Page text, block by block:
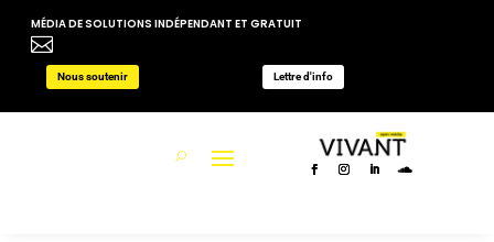
MÉDIA DE SOLUTIONS INDÉPENDANT ET GRATUIT

Nous soutenir Lettre d'info